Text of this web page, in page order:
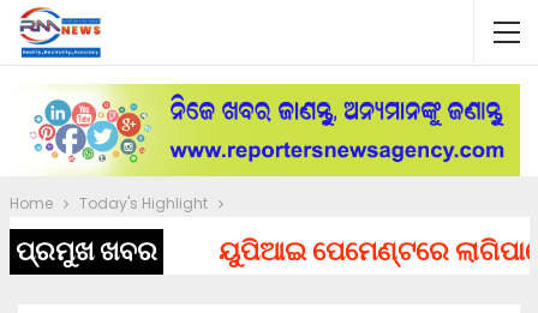
Home Today's Highlight
ପ୍ରମୁଖ ଖବର ୟୁପିଆଇ ପେମେଣ୍ଟରେ ଲାଗିପାରେ